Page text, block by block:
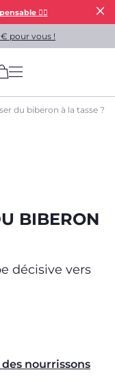
👯‍♀️
pour vous !
(has more options
du biberon à la tasse ?
BIBERON
décisive vers
nourrissons